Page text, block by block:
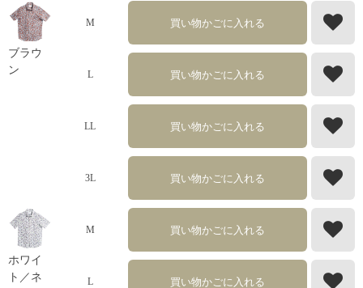
ブラウ
ン
M 買い物かごに入れる
L 買い物かごに入れる
LL 買い物かごに入れる
3L 買い物かごに入れる
ホワイ
ト／ネ
M 買い物かごに入れる
L 買い物かごに入れる